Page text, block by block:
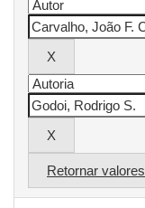
Retornar valores